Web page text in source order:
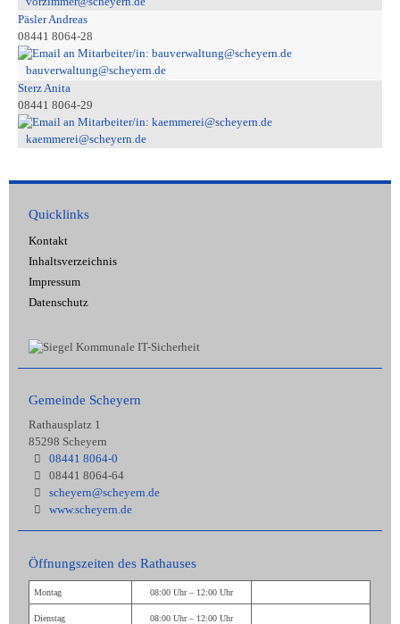
Päsler Andreas
08441 8064-28
bauverwaltung@scheyern.de
Sterz Anita
08441 8064-29
kaemmerei@scheyern.de
Quicklinks
Kontakt
Inhaltsverzeichnis
Impressum
Datenschutz
Gemeinde Scheyern
Rathausplatz 1
85298 Scheyern
08441 8064-0
08441 8064-64
scheyern@scheyern.de
www.scheyern.de
Öffnungszeiten des Rathauses
Montag 08:00 Uhr – 12:00 Uhr
Dienstag 08:00 Uhr – 12:00 Uhr